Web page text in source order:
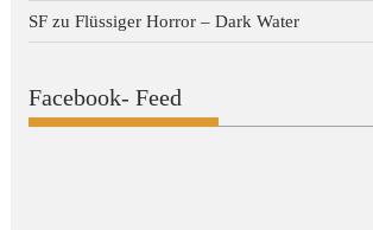
SF zuFlüssiger Horror – Dark Water
Facebook- Feed